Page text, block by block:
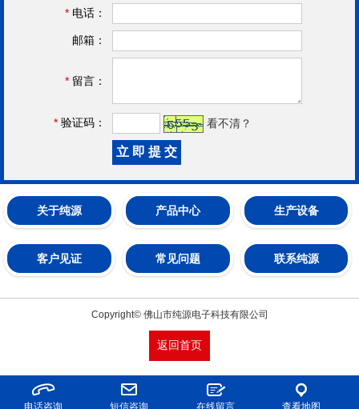
* 电话：
邮箱：
* 留言：
* 验证码： 看不清？
关于纯源 产品中心 生产设备
客户见证 常见问题 联系纯源
Copyright© 佛山市纯源电子科技有限公司
返回首页
电话咨询 短信咨询 在线留言 查看地图